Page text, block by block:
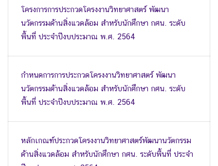
โครงการการประกวดโครงงานวิทยาศาสตร์ พัฒนา
นวัตกรรมด้านสิ่งแวดล้อม สำหรับนักศึกษา กศน. ระดับ
พื้นที่ ประจำปีงบประมาณ พ.ศ. 2564
กำหนดการการประกวดโครงงานวิทยาศาสตร์ พัฒนา
นวัตกรรมด้านสิ่งแวดล้อม สำหรับนักศึกษา กศน. ระดับ
พื้นที่ ประจำปีงบประมาณ พ.ศ. 2564
หลักเกณฑ์ประกวดโครงงานวิทยาศาสตร์พัฒนานวัตกรรม
ด้านสิ่งแวดล้อม สำหรับนักศึกษา กศน. ระดับพื้นที่ ประจำ